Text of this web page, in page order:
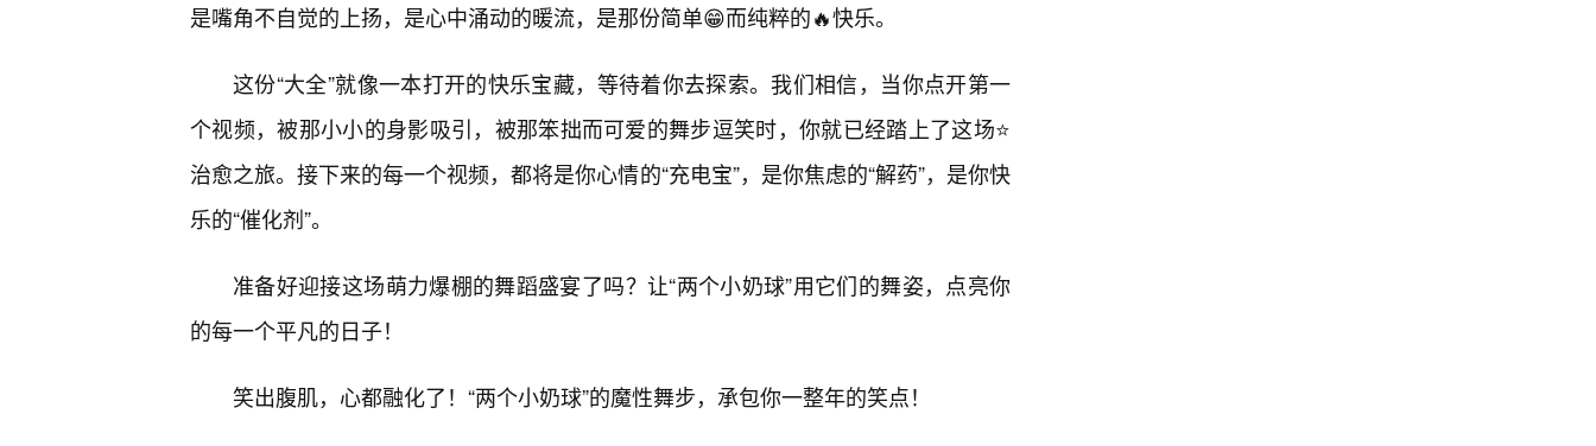
是嘴角不自觉的上扬，是心中涌动的暖流，是那份简单😁而纯粹的🔥快乐。
这份“大全”就像一本打开的快乐宝藏，等待着你去探索。我们相信，当你点开第一
个视频，被那小小的身影吸引，被那笨拙而可爱的舞步逗笑时，你就已经踏上了这场⭐
治愈之旅。接下来的每一个视频，都将是你心情的“充电宝”，是你焦虑的“解药”，是你快
乐的“催化剂”。
准备好迎接这场萌力爆棚的舞蹈盛宴了吗？让“两个小奶球”用它们的舞姿，点亮你
的每一个平凡的日子！
笑出腹肌，心都融化了！“两个小奶球”的魔性舞步，承包你一整年的笑点！